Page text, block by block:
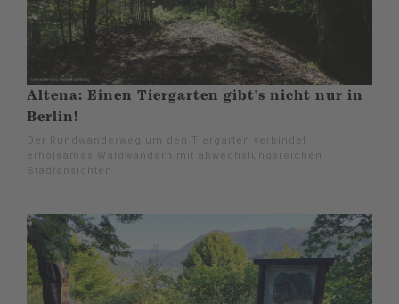
Altena: Einen Tiergarten gibt's nicht nur in
Berlin!
Der Rundwanderweg um den Tiergarten verbindet
erholsames Waldwandern mit abwechslungsreichen
Stadtansichten.